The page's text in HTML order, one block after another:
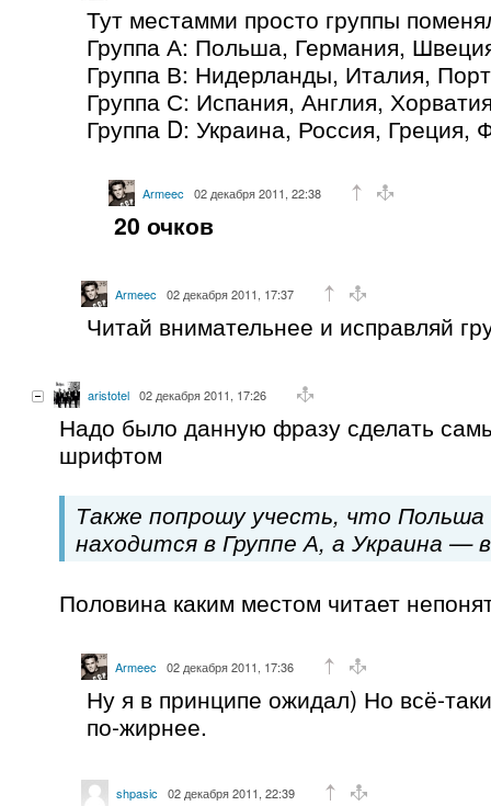
Тут местамми просто группы
Группа А: Польша, Германия,
Группа В: Нидерланды, Италия,
Группа С: Испания, Англия,
Группа D: Украина, Россия, Греция,
Armeec 02 декабря 2011, 22:38
20 очков
Armeec 02 декабря 2011, 17:37
Читай внимательнее и исправляй
aristotel 02 декабря 2011, 17:26
Надо было данную фразу сделать
шрифтом
Также попрошу учесть, что Польша
находится в Группе А, а Украина —
Половина каким местом читает
Armeec 02 декабря 2011, 17:36
Ну я в принципе ожидал) Но всё-
по-жирнее.
shpasic 02 декабря 2011, 22:39